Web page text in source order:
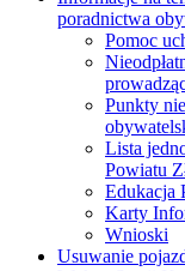
poradnictwa
Pomoc
Punkty
Lista
Powiatu
Edukacja
Karty
Wnioski
Usuwanie